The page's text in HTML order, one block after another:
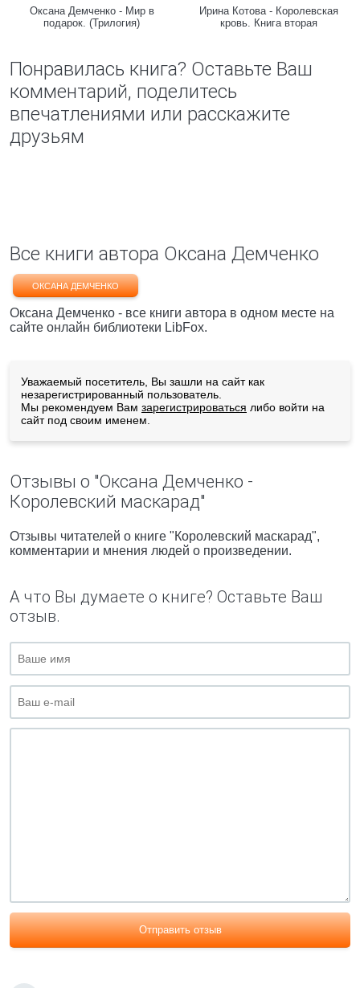
Оксана Демченко - Мир в
подарок. (Трилогия)
Ирина Котова - Королевская
кровь. Книга вторая
Понравилась книга? Оставьте Ваш
комментарий, поделитесь
впечатлениями или расскажите
друзьям
Все книги автора Оксана Демченко
ОКСАНА ДЕМЧЕНКО
Оксана Демченко - все книги автора в одном месте на
сайте онлайн библиотеки LibFox.
Уважаемый посетитель, Вы зашли на сайт как
незарегистрированный пользователь.
Мы рекомендуем Вам зарегистрироваться либо войти на
сайт под своим именем.
Отзывы о "Оксана Демченко -
Королевский маскарад"
Отзывы читателей о книге "Королевский маскарад",
комментарии и мнения людей о произведении.
А что Вы думаете о книге? Оставьте Ваш
отзыв.
Отправить отзыв